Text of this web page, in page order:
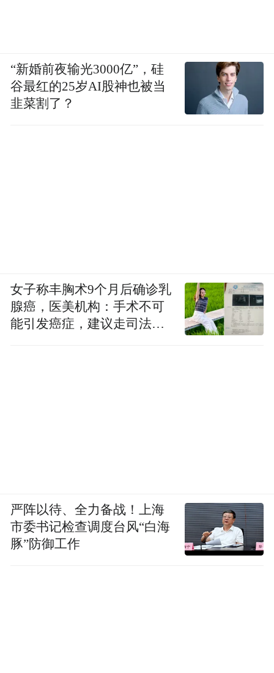
“新婚前夜输光3000亿”，硅
谷最红的25岁AI股神也被当
韭菜割了？
女子称丰胸术9个月后确诊乳
腺癌，医美机构：手术不可
能引发癌症，建议走司法途
严阵以待、全力备战！上海
市委书记检查调度台风“白海
豚”防御工作